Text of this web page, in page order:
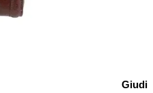
Giudi